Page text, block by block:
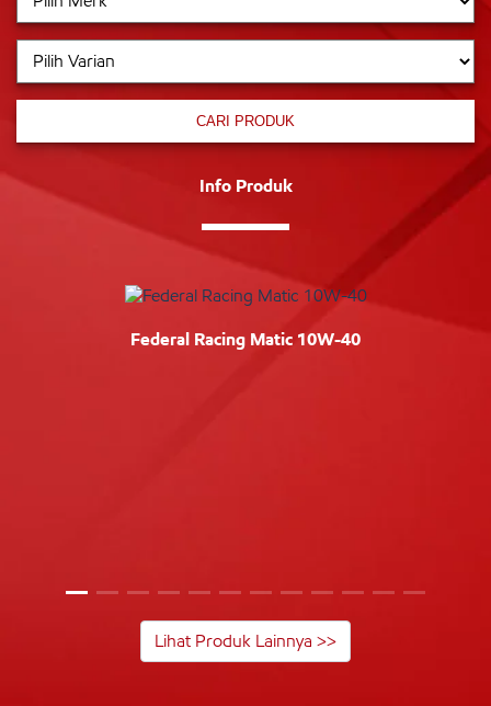
CARI PRODUK
Info Produk
Federal Racing Matic 10W-40
Lihat Produk Lainnya >>